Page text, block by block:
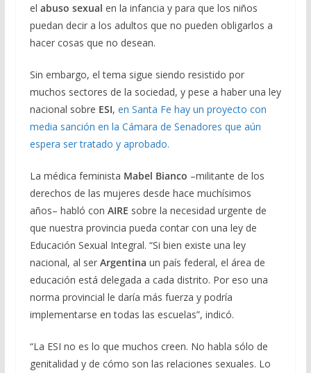
el abuso sexual en la infancia y para que los niños
puedan decir a los adultos que no pueden obligarlos a
hacer cosas que no desean.
Sin embargo, el tema sigue siendo resistido por
muchos sectores de la sociedad, y pese a haber una ley
nacional sobre ESI, en Santa Fe hay un proyecto con
media sanción en la Cámara de Senadores que aún
espera ser tratado y aprobado.
La médica feminista Mabel Bianco –militante de los
derechos de las mujeres desde hace muchísimos
años– habló con AIRE sobre la necesidad urgente de
que nuestra provincia pueda contar con una ley de
Educación Sexual Integral. “Si bien existe una ley
nacional, al ser Argentina un país federal, el área de
educación está delegada a cada distrito. Por eso una
norma provincial le daría más fuerza y podría
implementarse en todas las escuelas”, indicó.
“La ESI no es lo que muchos creen. No habla sólo de
genitalidad y de cómo son las relaciones sexuales. Lo